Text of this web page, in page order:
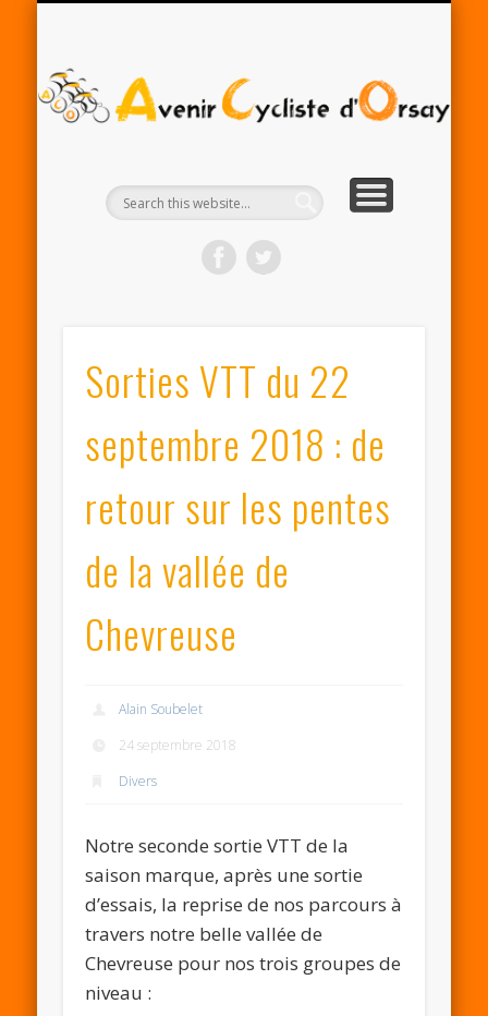
Sorties VTT du 22
septembre 2018 : de
retour sur les pentes
de la vallée de
Chevreuse
Alain Soubelet
24 septembre 2018
Divers
Notre seconde sortie VTT de la
saison marque, après une sortie
d’essais, la reprise de nos parcours à
travers notre belle vallée de
Chevreuse pour nos trois groupes de
niveau :